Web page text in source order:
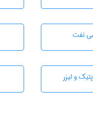
نفت
و لیزر